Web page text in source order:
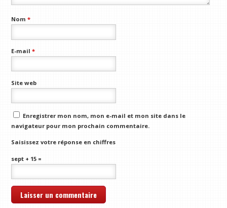
Nom*
E-mail*
Site web
Enregistrer mon nom, mon e-mail et mon site dans le
navigateur pour mon prochain commentaire.
Saisissez votre réponse en chiffres
sept + 15 =